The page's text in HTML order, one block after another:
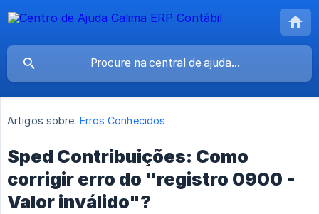
Artigos sobre: Erros Conhecidos
Sped Contribuições: Como
corrigir erro do "registro 0900 -
Valor inválido"?